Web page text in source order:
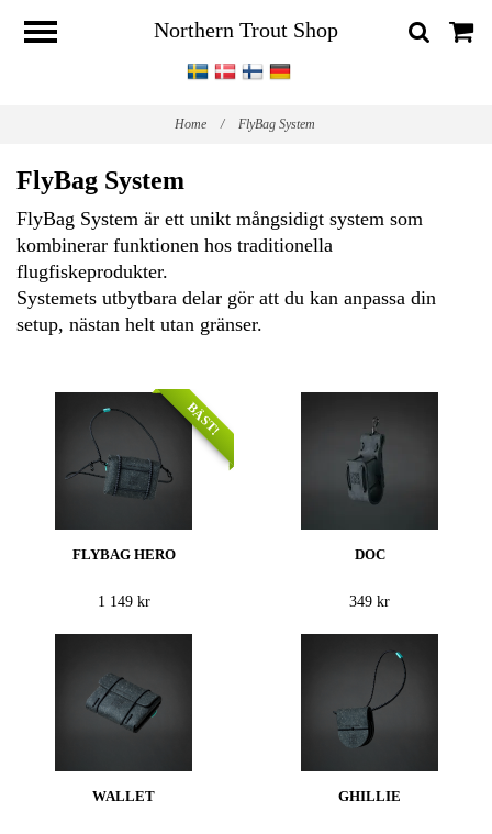
Northern Trout Shop
Home / FlyBag System
FlyBag System
FlyBag System är ett unikt mångsidigt system som
kombinerar funktionen hos traditionella
flugfiskeprodukter.
Systemets utbytbara delar gör att du kan anpassa din
setup, nästan helt utan gränser.
BÄST!
FLYBAG HERO
1 149 kr
DOC
349 kr
WALLET GHILLIE